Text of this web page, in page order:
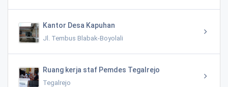
Kantor Desa Kapuhan
Jl. Tembus Blabak-Boyolali
Ruang kerja staf Pemdes Tegalrejo
Tegalrejo